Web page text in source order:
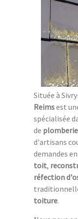
Située à
Reimsest
spécialisée
de plomberie
d'artisans
demandes
toit,
réfection
toiture.